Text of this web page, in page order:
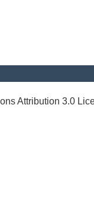
Attribution 3.0